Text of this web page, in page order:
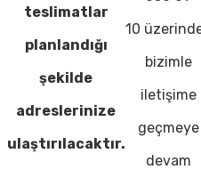
teslimatlar
planlandığı
şekilde
adreslerinize
ulaştırılacaktır.
10
bizimle
iletişime
geçmeye
devam